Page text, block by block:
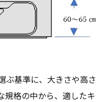
ぶ基準に、大きさや高さ
規格の中から、適したキ